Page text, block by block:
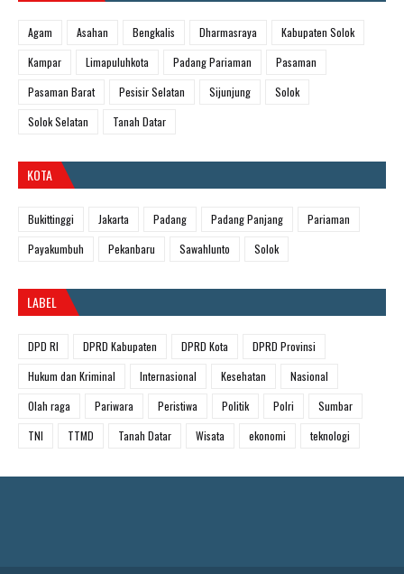
Agam Asahan Bengkalis Dharmasraya
Kabupaten Solok
Kampar
Limapuluhkota Padang Pariaman
Pasaman
Pasaman Barat
Pesisir Selatan Sijunjung
Solok
Solok Selatan
Tanah Datar
KOTA
Bukittinggi Jakarta Padang Padang Panjang
Pariaman
Payakumbuh
Pekanbaru Sawahlunto Solok
LABEL
DPD RI DPRD Kabupaten DPRD Kota
DPRD Provinsi
Hukum dan Kriminal
Internasional Kesehatan
Nasional
Olah raga
Pariwara Peristiwa Politik Polri
Sumbar
TNI
TTMD Tanah Datar Wisata ekonomi teknologi